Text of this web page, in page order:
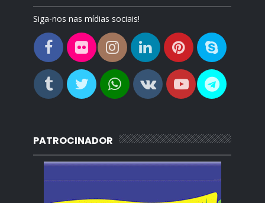
Siga-nos nas mídias sociais!
PATROCINADOR